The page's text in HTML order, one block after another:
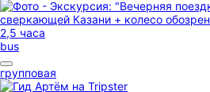
2,5 часа
bus
групповая